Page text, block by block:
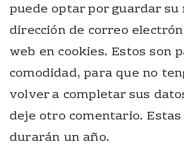
puede optar por guardar su
dirección de correo
web en cookies. Estos son
comodidad, para que no
volver a completar sus
deje otro comentario.
durarán un año.